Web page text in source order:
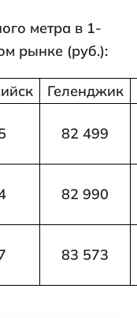
метра в 1-
рынке (руб.):
Геленджик
82 499
82 990
83 573